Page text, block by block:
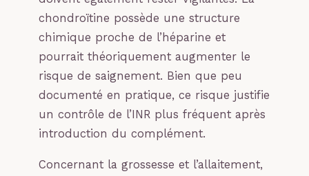
chondroïtine possède une structure
chimique proche de l’héparine et
pourrait théoriquement augmenter le
risque de saignement. Bien que peu
documenté en pratique, ce risque justifie
un contrôle de l’INR plus fréquent après
introduction du complément.
Concernant la grossesse et l’allaitement,